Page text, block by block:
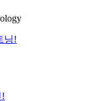
닝!
!